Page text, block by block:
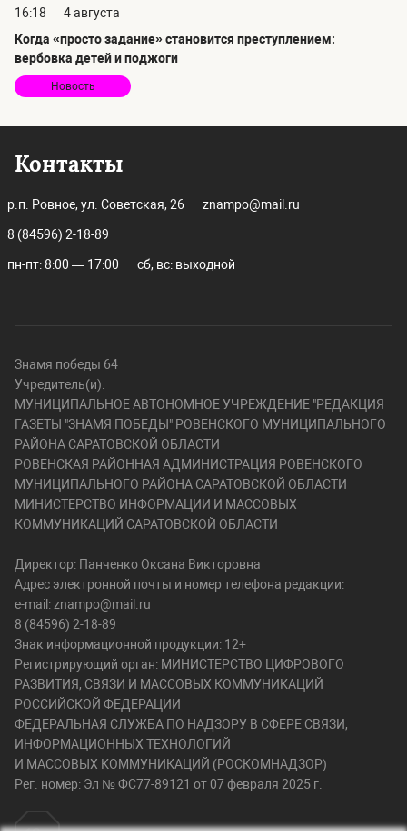
16:18
4 августа
Когда «просто задание» становится преступлением:
вербовка детей и поджоги
Новость
Контакты
р.п. Ровное, ул. Советская, 26 znampo@mail.ru
8 (84596) 2-18-89
пн-пт: 8:00 — 17:00 сб, вс: выходной
Знамя победы 64
Учредитель(и):
МУНИЦИПАЛЬНОЕ АВТОНОМНОЕ УЧРЕЖДЕНИЕ "РЕДАКЦИЯ
ГАЗЕТЫ "ЗНАМЯ ПОБЕДЫ" РОВЕНСКОГО МУНИЦИПАЛЬНОГО
РАЙОНА САРАТОВСКОЙ ОБЛАСТИ
РОВЕНСКАЯ РАЙОННАЯ АДМИНИСТРАЦИЯ РОВЕНСКОГО
МУНИЦИПАЛЬНОГО РАЙОНА САРАТОВСКОЙ ОБЛАСТИ
МИНИСТЕРСТВО ИНФОРМАЦИИ И МАССОВЫХ
КОММУНИКАЦИЙ САРАТОВСКОЙ ОБЛАСТИ
Директор: Панченко Оксана Викторовна
Адрес электронной почты и номер телефона редакции:
e-mail: znampo@mail.ru
8 (84596) 2-18-89
Знак информационной продукции: 12+
Регистрирующий орган: МИНИСТЕРСТВО ЦИФРОВОГО
РАЗВИТИЯ, СВЯЗИ И МАССОВЫХ КОММУНИКАЦИЙ
РОССИЙСКОЙ ФЕДЕРАЦИИ
ФЕДЕРАЛЬНАЯ СЛУЖБА ПО НАДЗОРУ В СФЕРЕ СВЯЗИ,
ИНФОРМАЦИОННЫХ ТЕХНОЛОГИЙ
И МАССОВЫХ КОММУНИКАЦИЙ (РОСКОМНАДЗОР)
Рег. номер: Эл № ФС77-89121 от 07 февраля 2025 г.